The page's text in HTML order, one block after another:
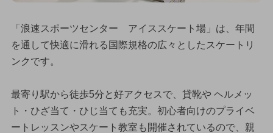
「浪速スポーツセンター アイススケート場」は、年間
を通して快適に滑れる国際規格の広々としたスケートリ
ンクです。
最寄り駅から徒歩5分と好アクセスで、貸靴や ヘルメッ
ト・ひざ当て・ひじ当ても充実。初心者向けのプライベ
ートレッスンやスケート教室も開催されているので、親